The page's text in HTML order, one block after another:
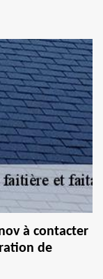
à contacter
de